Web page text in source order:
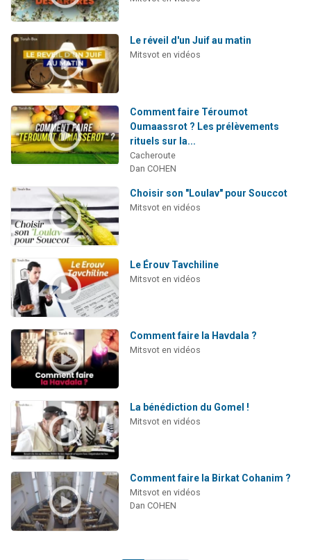
Le réveil d'un Juif au matin
Mitsvot en vidéos
Comment faire Téroumot
Oumaassrot ? Les prélèvements
rituels sur la...
Cacheroute
Dan COHEN
Choisir son "Loulav" pour Souccot
Mitsvot en vidéos
Le Érouv Tavchiline
Mitsvot en vidéos
Comment faire la Havdala ?
Mitsvot en vidéos
La bénédiction du Gomel !
Mitsvot en vidéos
Comment faire la Birkat Cohanim ?
Mitsvot en vidéos
Dan COHEN